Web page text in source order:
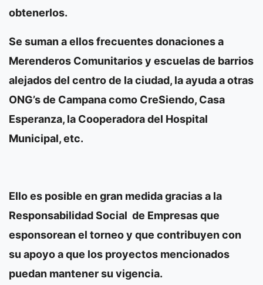
obtenerlos.
Se suman a ellos frecuentes donaciones a
Merenderos Comunitarios y escuelas de barrios
alejados del centro de la ciudad, la ayuda a otras
ONG’s de Campana como CreSiendo, Casa
Esperanza, la Cooperadora del Hospital
Municipal, etc.
Ello es posible en gran medida gracias a la
Responsabilidad Social de Empresas que
esponsorean el torneo y que contribuyen con
su apoyo a que los proyectos mencionados
puedan mantener su vigencia.